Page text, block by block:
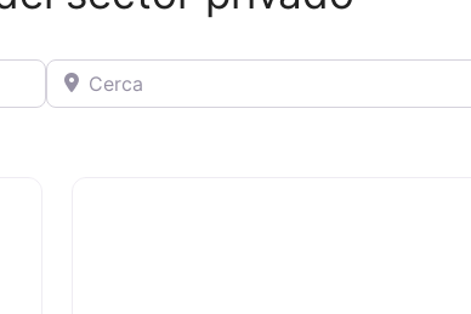
Cerca